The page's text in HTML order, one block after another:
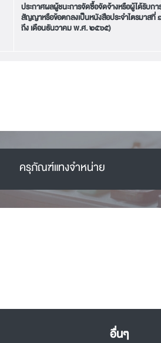
ประกาศผลผู้ชนะการจัดซื้อจัดจ้างหรือผู้ได้รับกา
สัญญาหรือข้อตกลงเป็นหนังสือประจำไตรมาส
ถึง เดือนธันวาคม พ.ศ. ๒๕๖๕)
ครุภัณฑ์แทงจำหน่าย
อื่นๆ